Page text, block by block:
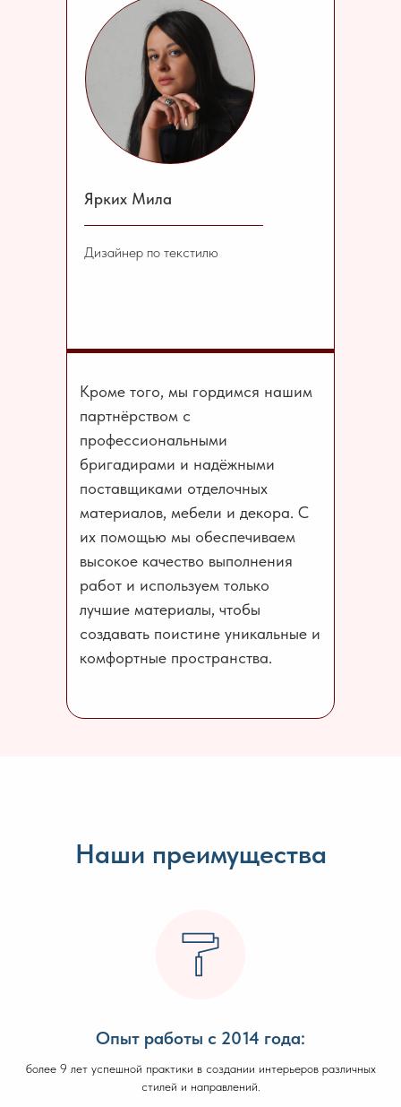
Дизайнер по текстилю
Ярких Мила
Кроме того, мы гордимся нашим
партнёрством с
профессиональными
бригадирами и надёжными
поставщиками отделочных
материалов, мебели и декора. С
их помощью мы обеспечиваем
высокое качество выполнения
работ и используем только
лучшие материалы, чтобы
создавать поистине уникальные и
комфортные пространства.
Наши преимущества
Опыт работы с 2014 года:
более 9 лет успешной практики в создании интерьеров различных
стилей и направлений.